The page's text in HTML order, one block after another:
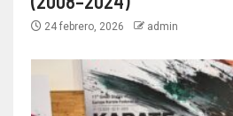
24 febrero, 2026 admin